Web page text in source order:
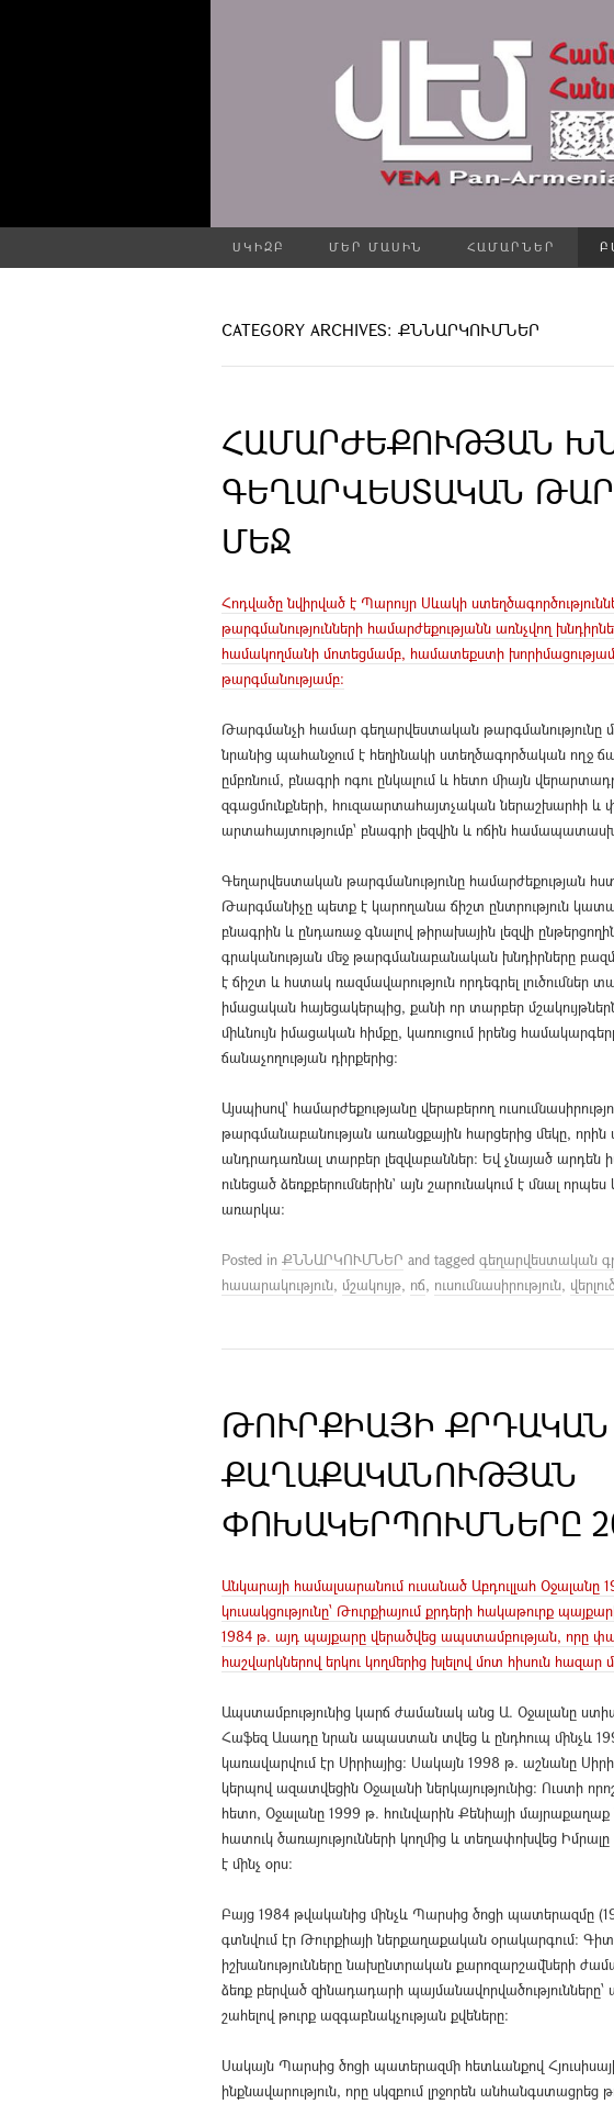
ՍԿԻԶԲ ՄԵՐ ՄԱՍԻՆ ՀԱՄԱՐՆԵՐ
CATEGORY ARCHIVES: ՔՆՆԱՐԿՈՒՄՆԵՐ
ՀԱՄԱՐԺԵՔՈՒԹՅԱՆ
ԳԵՂԱՐՎԵՍՏԱԿԱՆ
ՄԵՋ
Հոդվածը նվիրված է Պարույր Սևակի
թարգմանությունների համարժեքությանն առնչվող
համակողմանի մոտեցմամբ, համատեքստի
թարգմանությամբ:
Թարգմանչի համար գեղարվեստական թարգմանությունը
նրանից պահանջում է հեղինակի ստեղծագործական ողջ
ըմբռնում, բնագրի ոգու ընկալում և հետո միայն
զգացմունքների, հուզաարտահայտչական ներաշխարհի և
արտահայտությումբ՝ բնագրի լեզվին և ոճին
Գեղարվեստական թարգմանությունը համարժեքության
Թարգմանիչը պետք է կարողանա ճիշտ ընտրություն
բնագրին և ընդառաջ գնալով թիրախային լեզվի
գրականության մեջ թարգմանաբանական խնդիրները
է ճիշտ և հստակ ռազմավարություն որդեգրել
իմացական հայեցակերպից, քանի որ տարբեր մշակույթներն
միևնույն իմացական հիմքը, կառուցում իրենց
ճանաչողության դիրքերից:
Այսպիսով՝ համարժեքությանը վերաբերող
թարգմանաբանության առանցքային հարցերից մեկը, որին
անդրադառնալ տարբեր լեզվաբաններ: Եվ չնայած
ունեցած ձեռքբերումներին` այն շարունակում է մնալ
առարկա:
Posted in ՔՆՆԱՐԿՈՒՄՆԵՐ and tagged գեղարվեստական
հասարակություն, մշակույթ, ոճ, ուսումնասիրություն,
ԹՈՒՐՔԻԱՅԻ ՔՐԴԱԿԱՆ
ՔԱՂԱՔԱԿԱՆՈՒԹՅԱՆ
ՓՈԽԱԿԵՐՊՈՒՄՆԵՐԸ
Անկարայի համալսարանում ուսանած Աբդուլլահ
կուսակցությունը՝ Թուրքիայում քրդերի հակաթուրք
1984 թ. այդ պայքարը վերածվեց ապստամբության, որը
հաշվարկներով երկու կողմերից խլելով մոտ հիսուն հազար
Ապստամբությունից կարճ ժամանակ անց Ա. Օջալանը
Հաֆեզ Ասադը նրան ապաստան տվեց և ընդհուպ մինչև
կառավարվում էր Սիրիայից: Սակայն 1998 թ. աշնանը
կերպով ազատվեցին Օջալանի ներկայությունից: Ուստի
հետո, Օջալանը 1999 թ. հունվարին Քենիայի մայրաքաղաք
հատուկ ծառայությունների կողմից և տեղափոխվեց
է մինչ օրս:
Բայց 1984 թվականից մինչև Պարսից ծոցի պատերազմը
գտնվում էր Թուրքիայի ներքաղաքական օրակարգում:
իշխանությունները նախընտրական քարոզարշավների
ձեռք բերված զինադադարի պայմանավորվածությունները՝
շահելով թուրք ազգաբնակչության քվեները:
Սակայն Պարսից ծոցի պատերազմի հետևանքով
ինքնավարություն, որը սկզբում լրջորեն անհանգստացրեց